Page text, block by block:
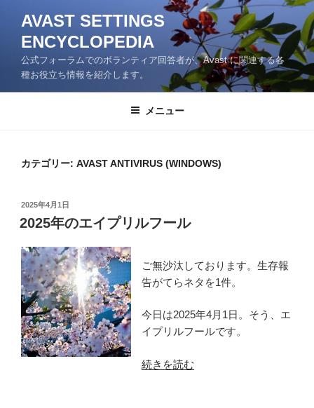
へ
AVAST SETTINGS
ENCYCLOPEDIA
公式フォーラムでのボランティア回答者が、Avast に関連する各
種お役立ち情報を紹介します。
メニュー
カテゴリー: AVAST ANTIVIRUS (WINDOWS)
投
稿
日:
2025年4月1日
2025年のエイプリルフール
ご無沙汰しております。生存報
告がてらネタを1件。
今日は2025年4月1日。そう、エ
イプリルフールです。
“2025
続きを読む